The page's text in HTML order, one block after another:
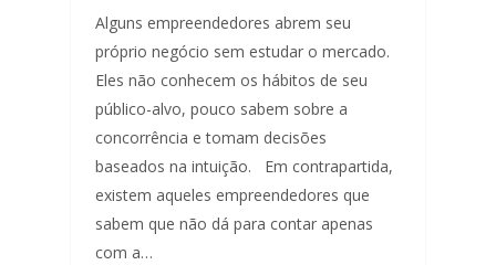
Alguns empreendedores abrem seu
próprio negócio sem estudar o mercado.
Eles não conhecem os hábitos de seu
público-alvo, pouco sabem sobre a
concorrência e tomam decisões
baseados na intuição. Em contrapartida,
existem aqueles empreendedores que
sabem que não dá para contar apenas
com a…